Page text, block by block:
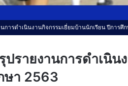
การดำเนินงานกิจกรรมเยี่ยมบ้านนักเรียน ปีการศึ
ปรายงานการดำเนิน
ษา 2563